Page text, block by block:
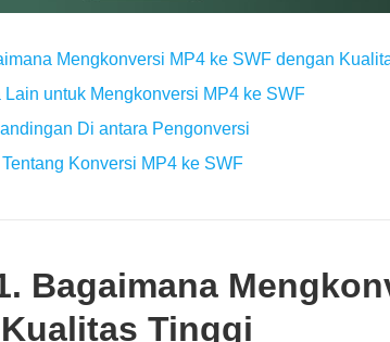
Mengkonversi MP4 ke SWF dengan
Lain untuk Mengkonversi MP4 ke SWF
Di antara Pengonversi
Konversi MP4 ke SWF
Bagaimana
Tinggi